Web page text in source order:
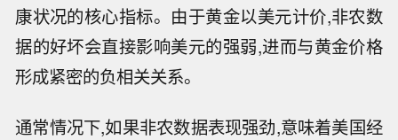
康状况的核心指标。由于黄金以美元计价,非农数
据的好坏会直接影响美元的强弱,进而与黄金价格
形成紧密的负相关关系。
通常情况下,如果非农数据表现强劲,意味着美国经